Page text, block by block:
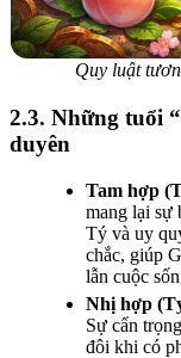
Quy luật
2.3. Những tuổi
duyên
Tam hợp
mang lại sự
Tý và uy
chắc, giúp
lẫn cuộc
Nhị hợp
Sự cẩn
đôi khi có